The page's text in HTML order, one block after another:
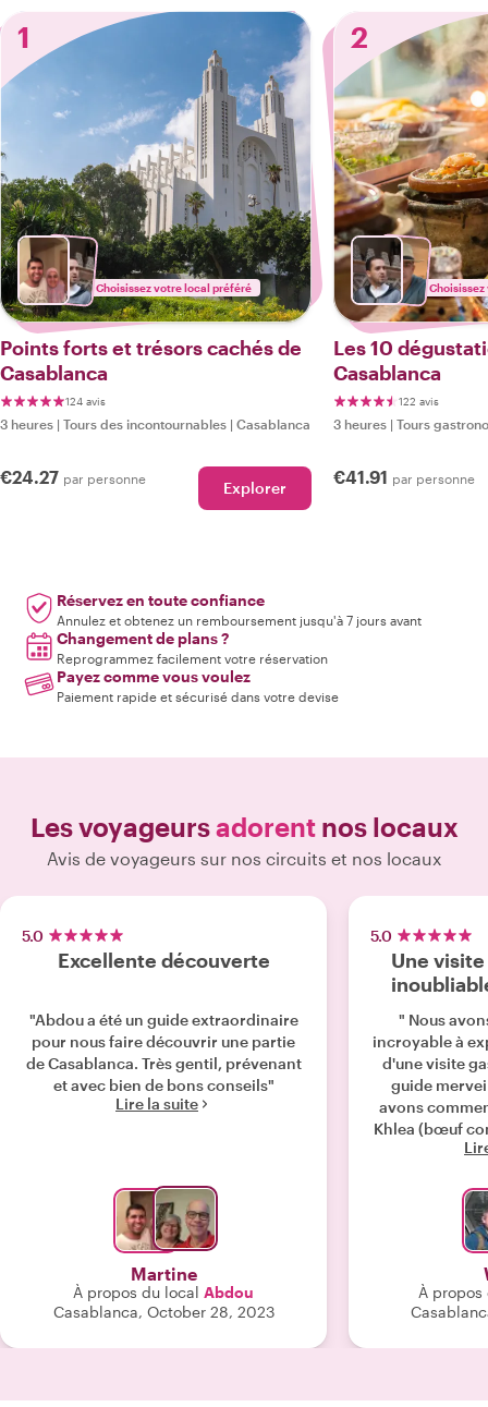
1
Choisissez votre local préféré
Points forts et trésors cachés de
Casablanca
124 avis
3 heures | Tours des incontournables | Casablanca
€24.27 par personne Explorer
2
Les 10
Casablanca
122 avis
3 heures | Tours
€41.91 par personne
Réservez en toute confiance
Annulez et obtenez un remboursement jusqu'à 7 jours avant
Changement de plans ?
Reprogrammez facilement votre réservation
Payez comme vous voulez
Paiement rapide et sécurisé dans votre devise
Les voyageursadorentnos locaux
Avis de voyageurs sur nos circuits et nos locaux
5.0
Excellente découverte
"Abdou a été un guide extraordinaire
pour nous faire découvrir une partie
de Casablanca. Très gentil, prévenant
et avec bien de bons conseils"
Lire la suite
Martine
À propos du local Abdou
Casablanca, October 28, 2023
5.0
Une
" Nous
incroyable à
d'une visite
guide
avons
Khlea (bœuf
servi avec
visité le
huîtres
crevettes —
moins pour
groupe a
des
À